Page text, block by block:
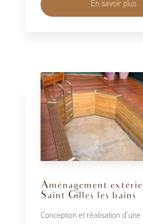
En savoir plus
Aménagement
Saint Gilles les bains
Conception et réalisation